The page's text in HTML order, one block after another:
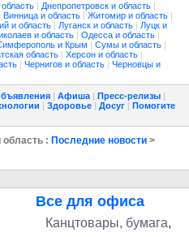
| Днепропетровск и область |
Винница и область | Житомир и область |
и область | Луганск и область | Луцк и
и область | Одесса и область |
и Крым | Сумы и область |
область | Херсон и область |
| Чернигов и область | Черновцы и
| Афиша | Пресс-релизы |
| Здоровье | Досуг | Помогите
область : Последние новости >
Все для офиса
Канцтовары, бумага,